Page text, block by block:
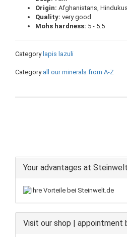
Origin: Afghanistans,
Quality: very good
Mohs hardness: 5 - 5.5
Category lapis lazuli
Category all our minerals from A-Z
Your advantages at
Visit our shop | appointment